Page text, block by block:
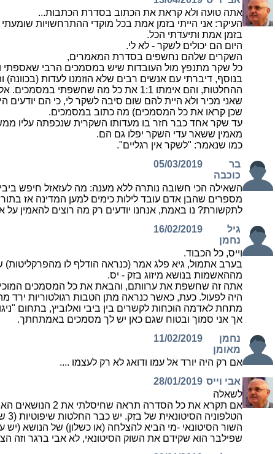
אתה טועה ולא קראת את הכתוב בסדרת הכתבות...
העיקר: אני הייתי בזמן אמת בכל מוקדי ההתרחשויות
בזמן אמת ותיעדתי הכל.
היום הם יכולים לשקר - לא לי.
השקרים שלהם נחשפים בסדרת המאמרים,
כל שקר מתנפץ מול העובדות שיש במסמכים הרבי שאספתי
בנוסף, דיברתי עם אנשים רבים שלא הוזמנו לעדות (בכוונה)
ההחלטות, והם אימתו 1:1 את כל מה שחשפתי
שאני מכיר ולא היית להם שום סיבה לשקר לי, כי הם יודעים
שכן קראו את כל המסמכים) מה כתוב במסמכים.
מאמין ששאר עדי השקר יפלו גם הם.
כמו שנאמר: "לשקר אין רגליים".
בר
כוכבה
05/03/2019
השאילה הכי חשובה נותרה ללא מענה: מה לעזאזל חיפש
מספרים שהבן אדם עובד לילות כימים למען המדינה אז
לתקשורת? נו באמת, אנחנו יודעים רק מה רוצים להאמין על
גיל
נחמן
16/02/2019
וייס, כל הכבוד.
בערב אתמול, גיא פלג אמר (כנראה הודלף לו מהפרקליטות)
מההאשמות בנושא מיזוג בזק - יס.
אתה זה שחשפת את ערוותם, והבאת את כל המסמכים
היה לפעול. כעת, כאשר כנראה מתן הטבות רגולטוריות ירד
מתחת לאדמה הוכחות לקשרים בין ביבי ואלוביץ, בתחום
אך אני סמוך ובטוח שגם כאן יש לך מסמכים באמתחתך.
נחמן
מאומן
11/02/2019
אם רק היה יורד אל עמו ודואג לא רק לעצמו ....
אבי וייס 28/01/2019
לשאלה
אם תקרא את כל הסדרה תראה שחיסלתי את 2 הנושאים האחרים:
הטלפוניה הסיטונאית של בזק. יש כבר החלטות שיפוטיות (3 ששניים מהן חלוטות) בעניין
השור הסיטונאי -מי הביא להצלחה (או כשלון) של הנושא
שפילבר הוא שקידם את השוק הסיטונאי, לא אבי ברגר וזה